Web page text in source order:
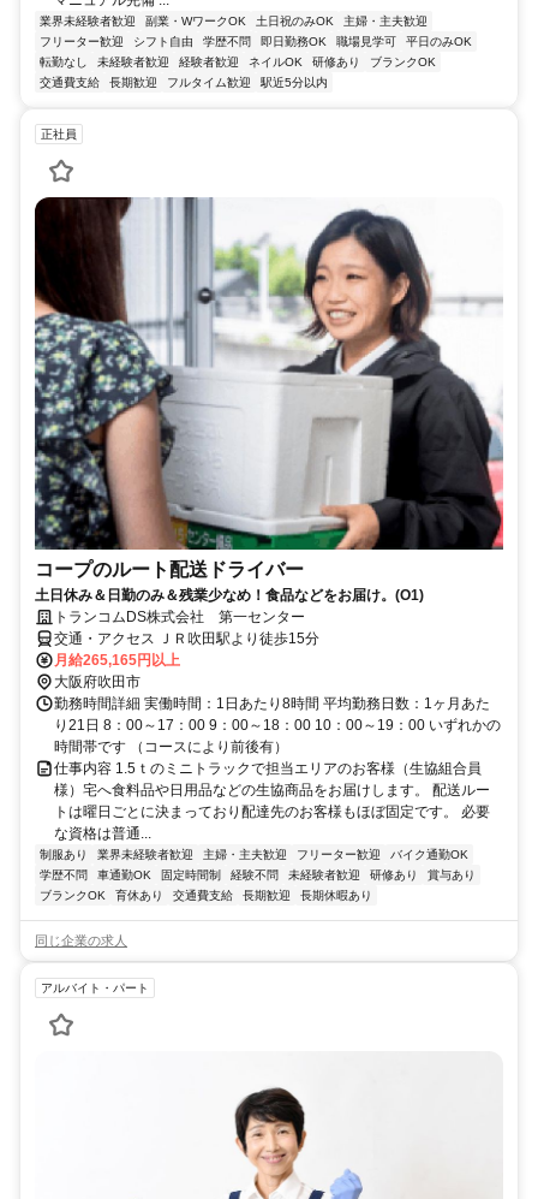
業界未経験者歓迎 副業・WワークOK 土日祝のみOK
主婦・主夫歓迎
フリーター歓迎
シフト自由 学歴不問 即日勤務OK 職場見学可
平日のみOK
転勤なし
未経験者歓迎 経験者歓迎 ネイルOK 研修あり
ブランクOK
交通費支給
長期歓迎 フルタイム歓迎 駅近5分以内
正社員
コープのルート配送ドライバー
土日休み＆日勤のみ＆残業少なめ！食品などをお届け。(O1)
トランコムDS株式会社 第一センター
交通・アクセス ＪＲ吹田駅より徒歩15分
月給265,165円以上
大阪府吹田市
勤務時間詳細 実働時間：1日あたり8時間 平均勤務日数：1ヶ月あた
り21日 8：00～17：00 9：00～18：00 10：00～19：00 いずれかの
時間帯です （コースにより前後有）
仕事内容 1.5ｔのミニトラックで担当エリアのお客様（生協組合員
様）宅へ食料品や日用品などの生協商品をお届けします。 配送ルー
トは曜日ごとに決まっており配達先のお客様もほぼ固定です。 必要
な資格は普通...
制服あり 業界未経験者歓迎 主婦・主夫歓迎 フリーター歓迎
バイク通勤OK
学歴不問
車通勤OK 固定時間制 経験不問 未経験者歓迎 研修あり
賞与あり
ブランクOK
育休あり 交通費支給 長期歓迎 長期休暇あり
同じ企業の求人
アルバイト・パート